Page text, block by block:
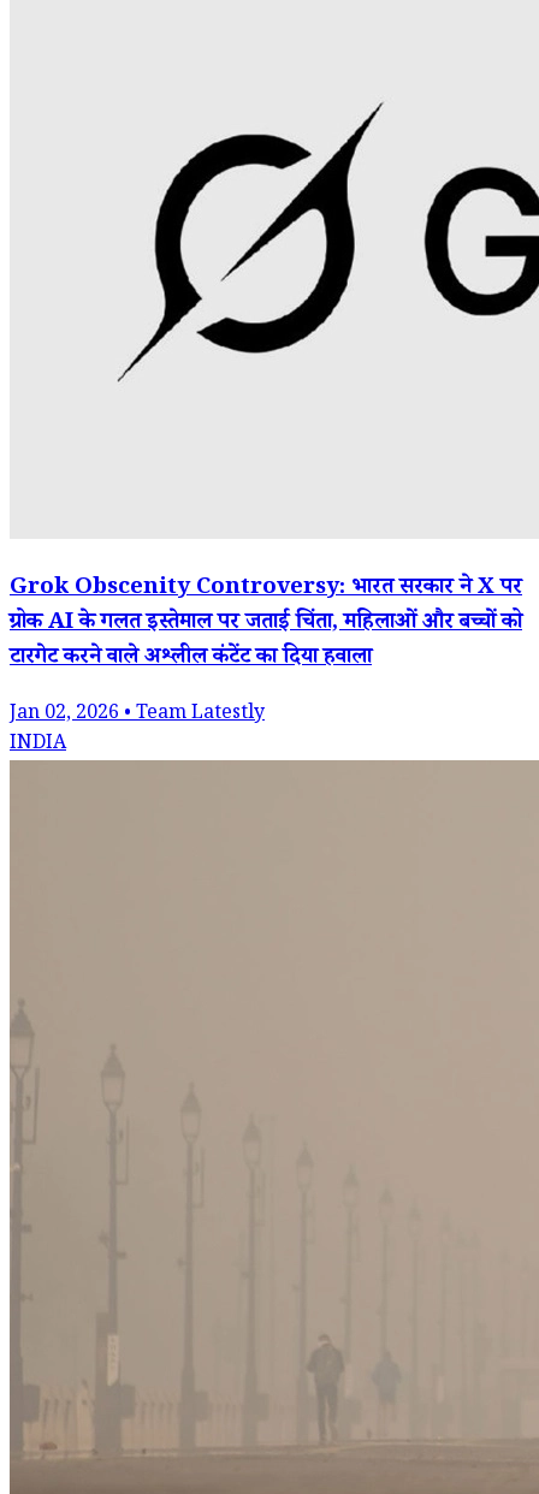
Grok Obscenity Controversy: भारत सरकार ने X पर
ग्रोक AI के गलत इस्तेमाल पर जताई चिंता, महिलाओं और बच्चों को
टारगेट करने वाले अश्लील कंटेंट का दिया हवाला
Jan 02, 2026 • Team Latestly
INDIA